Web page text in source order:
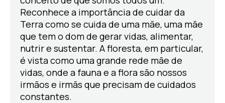
Reconhece a importância de cuidar da
Terra como se cuida de uma mãe, uma mãe
que tem o dom de gerar vidas, alimentar,
nutrir e sustentar. A floresta, em particular,
é vista como uma grande rede mãe de
vidas, onde a fauna e a flora são nossos
irmãos e irmãs que precisam de cuidados
constantes.